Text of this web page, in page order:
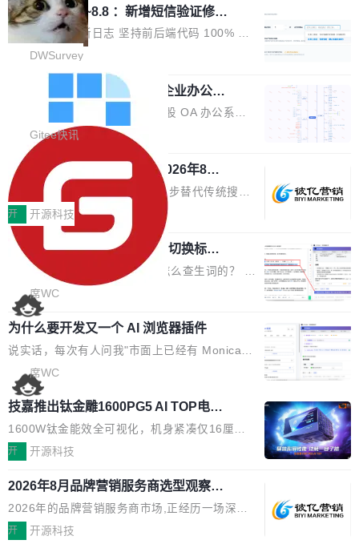
现，在基准测试中与 Un...
研究与产业落地融合展开多维度研讨。星连资本
创始合伙人张鸣晨表示，AI产业化是长期产融结
合过程，早期优质技术项目需持续资本与产业资
者、产业专家、投资人围绕AI前沿技术瓶颈、行
业固有认知重构等议题展开跨界对话，聚焦行业
真实痛点与突破方向...
MB，是 1 个 G。一个显示天气的应用。 Windo
ws 内置应用臃肿早就是老话题了，但一款天气
应用占用内存就超过 1G 还是过于离谱——问题
个嵌在 Edge WebView 里的网页。它不是一个
「应用」，它是一个运行在浏览器引擎里的网
页，外面套了一层 Windows 的壳。 WebView2
本身就是个内存大户。它加载了完整的 Edge 渲
染引擎，包括 JavaScript 引擎...
调问更新7.26~8.8 ：新增短信验证修
改，考试能力升级
DWSurvey 更新日志 坚持前后端代码 100% 开
源助力企业建设自主可控的问卷调研系统 官网地
址www.diaowen.net ➔ 源码下载Gitee 仓库 ➔
本次更新新增短信验证修改已答问卷功能，提升
答卷安全性；同时升级考试能力，完善填空题判
分、防切屏等功能体验，并优化多项产品细节，
提升整体使用体验。 新增功能 01. 新增验证手
机号后查看、修改已答问卷功能 02. 新增填空题
判分功能 03. 添加协作管理员支持树形结构选择
体验优化与修复 •页面与体验优化 优化工作台首
页 UI 展示效果，提升页面使用体验。 优化防切
屏提醒规则，调整为每次切屏均触发提示，提升
考试规范性。 优化登录状...
DWSurvey
勾股 OA v6.0.2 已经发布，企业办公系
勾股 OA v6.0.2 已经发布。 勾股 OA 办公系统
是一款简单实用的开源的企业办公系统。系统集
成了系统设置、附件管理、人事管理、行政管
理、消息管理、资产管理、企业公告、知识网
盘、审批流程设置、办公审批、工作计划、工作
汇报、工作日志、日常办公、财务管理、客户管
理、合同管理、项目管理、任务管理等功能模
块。系统简约，易于功能扩展，方便二次开发，
可以用来做日常 OA，CRM，ERP，业务管理等
系统。 勾股OA6.0.2版本主要是对勾股OA 6第
一个大版本发布的部分功能细节优化和bug问题
修复的版本，具体更新日志如下： 1、补全新版
本的各个审批类型的审批单导出 2、优化各个审
Gitee快讯
942亿赛道如何选对伙伴？2026年8月G
EO公司推荐
当DeepSeek、豆包等大模型逐步替代传统搜索
成为用户获取信息的主要入口,品牌竞争的逻辑变
了:不再是争抢关键词排名,而是想办法进入AI脱
口而出的那个答案。"GEO公司推荐"这个搜索词
背后,折射的是企业面对新兴服务赛道时的集体困
惑——该信谁、看什么、怎么选。 据易观分析
《中国GEO市场产业图谱》数据,2026年中国GE
O行业规模预计达942亿元,同比增长169.7%。G
artner同期预测,传统搜索引擎访问量年内将下滑
25%,AI载体流量占比突破40%;埃森哲2025年中
国消费者调研则指出,37%的用户在有明确购买需
求时倾向于先问AI。几组数据指向一致:GEO已
从营销"加分项"变成品牌在AI时...
开 开源科技
任意网页划词 AI 问答：不用切换标签页
的效率秘诀
看英文技术文档的时候，你是怎么查生词的？ 我
猜大多数人的流程是：选中单词 → Ctrl+C → 切
到翻译标签页 → Ctrl+V → 看翻译 → 切回原
文。遇到不懂的代码片段，再切到 ChatGPT 问
一下。来回切换几次，思路早断了。 今天介绍的
开源 Chrome 扩展 AI Helper，有一个划词浮动
工具栏功能，能让你在任意网页选中文本就直接
用 AI，完全不用切换标签页。 划词工具栏是什
么 安装 AI Helper 后，在任意网页选中文本，选
区旁边会自动浮现一个工具栏： 工具 功能 典型
场景 AI 搜索 联网搜索相关信息 看到陌生概念，
想快速了解背景 解释 让 AI 解释选中文本 读到
费解...
席WC
为什么要开发又一个 AI 浏览器插件
说实话，每次有人问我"市面上已经有 Monica、
Sider、Copilot for Chrome 这些 AI 浏览器插件
了，你为什么还要再做一个"，我都觉得这个问题
问得好。 因为我自己也是从用户变成开发者的。
现有产品的天花板 我用过不少 AI 浏览器插件。
刚开始觉得都挺好——选中一段文字，弹出解
要。但用久了你会发现，它们本质上都是同一类
东西：一个带网页上下文的聊天框。 它们能读取
页面的文本，然后把文本丢给大模型，再返回一
席WC
技嘉推出钛金雕1600PG5 AI TOP电
源：为发烧级主机与本地AI算力打造旗
舰供电方案
1600W钛金能效全可视化，机身紧凑仅16厘米
继2026台北电脑展首度亮相后，技嘉科技近日正
电源专为发烧级DIY主机与本地AI算力平台打
造，整机长度仅16厘米，提供1600W额定功率
与80PLUS钛金能效；支持ATX 3.1与PCIe 5.1
开 开源科技
2026年8月品牌营销服务商选型观察：
从流量思维到品牌资产思维的范式转移
2026年的品牌营销服务商市场,正经历一场深刻
的价值重构。全球全案品牌代理机构市场从2025
开 开源科技